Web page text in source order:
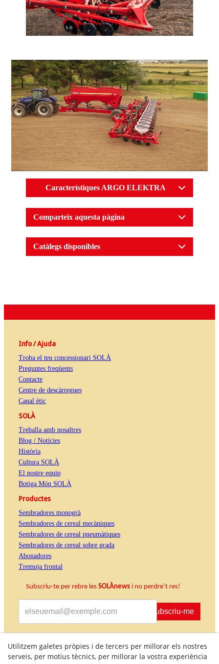
Característiques ARGO ELEKTRA
Comparteix aquesta pàgina
Catàlegs disponibles
Info / Ajuda
Troba el teu concessionari SOLÀ
Preguntes freqüents
Contacte
Centre de descàrregues
Canal ètic
SOLÀ
Treballa amb nosaltres
Blog / Notícies
Història
Cultura SOLÀ
El nostre equip
Botiga Món SOLÀ
Productes
Sembradores monogrà
Sembradores de cereal mecàniques
Sembradores de cereal pneumàtiques
Sembradores de cereal sobre grada
Abonadores
Tremuja frontal
Subscriu-te per rebre les SOLÀnews i no perdre’t res!
Subscriu-me
Accepto rebre informació comercial
Utilitzem galetes pròpies i de tercers per millorar els nostres
serveis, per motius tècnics, per millorar la vostra experiència